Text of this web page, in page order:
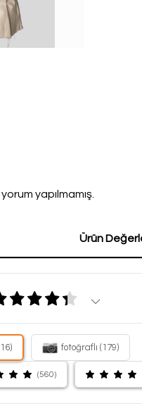
yapılmamış.
Ürün
fotoğraflı (179)
(560)